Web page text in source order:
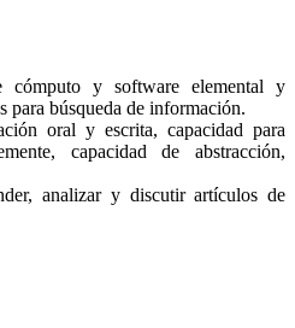
cómputo y software elemental y
para búsqueda de información.
oral y escrita, capacidad para
capacidad de abstracción,
analizar y discutir artículos de